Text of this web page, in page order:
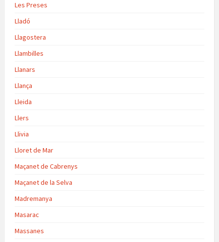
Les Preses
Lladó
Llagostera
Llambilles
Llanars
Llança
Lleida
Llers
Llivia
Lloret de Mar
Maçanet de Cabrenys
Maçanet de la Selva
Madremanya
Masarac
Massanes